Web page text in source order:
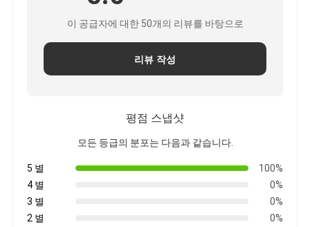
이 공급자에 대한 50개의 리뷰를 바탕으로
리뷰 작성
평점 스냅샷
모든 등급의 분포는 다음과 같습니다.
5 별
100%
4 별
0%
3 별
0%
2 별
0%